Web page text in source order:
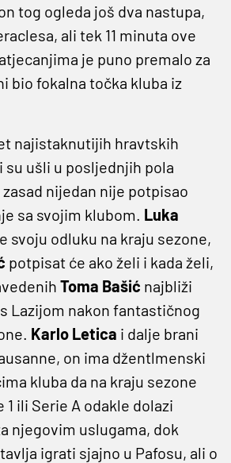
tog ogleda još dva nastupa,
ali tek 11 minuta ove
je puno premalo za
bio fokalna točka kluba iz
najistaknutijih hravtskih
su ušli u posljednjih pola
nijedan nije potpisao
sa svojim klubom. Luka
svoju odluku na kraju sezone,
potpisat će ako želi i kada želi,
Toma Bašić najbliži
Lazijom nakon fantastičnog
Karlo Letica i dalje brani
on ima džentlmenski
kluba da na kraju sezone
1 ili Serie A odakle dolazi
njegovim uslugama, dok
igrati sjajno u Pafosu, ali o